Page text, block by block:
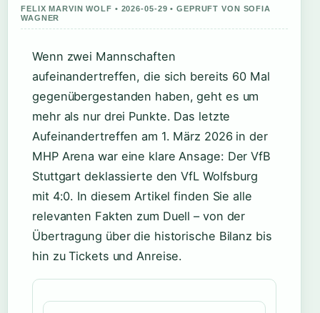
FELIX MARVIN WOLF • 2026-05-29 • GEPRUFT VON SOFIA
WAGNER
Wenn zwei Mannschaften
aufeinandertreffen, die sich bereits 60 Mal
gegenübergestanden haben, geht es um
mehr als nur drei Punkte. Das letzte
Aufeinandertreffen am 1. März 2026 in der
MHP Arena war eine klare Ansage: Der VfB
Stuttgart deklassierte den VfL Wolfsburg
mit 4:0. In diesem Artikel finden Sie alle
relevanten Fakten zum Duell – von der
Übertragung über die historische Bilanz bis
hin zu Tickets und Anreise.